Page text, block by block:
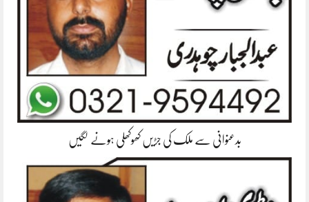
بدعنوانی سے ملک کی جڑیں کھوکھلی ہونے لگیں